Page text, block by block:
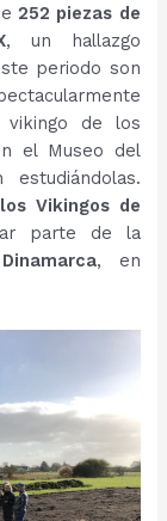
252 piezas de
, un hallazgo
periodo son
vikingo de los
el Museo del
Vikingos de
parte de la
, en